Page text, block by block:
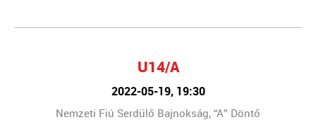
U14/A
2022-05-19, 19:30
Nemzeti Fiú Serdülő Bajnokság, “A” Döntő